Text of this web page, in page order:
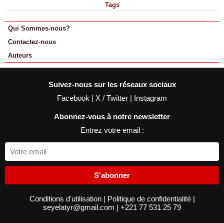
Tags
Qui Sommes-nous?
Contactez-nous
Auteurs
Suivez-nous sur les réseaux sociaux
Facebook | X / Twitter | Instagram
Abonnez-vous à notre newsletter
Entrez votre email :
S'abonner
Conditions d'utilisation | Politique de confidentialité |
seyelatyr@gmail.com | +221 77 531 25 79